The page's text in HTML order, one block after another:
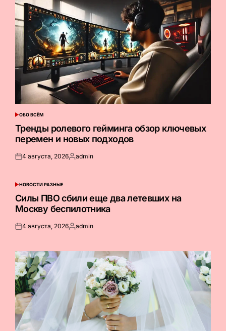
ОПУБЛИКОВАНО
В
ОБО ВСЁМ
Тренды ролевого гейминга обзор ключевых
перемен и новых подходов
Опубликовано
4 августа, 2026Запись
admin
ОПУБЛИКОВАНО
В
НОВОСТИ РАЗНЫЕ
Силы ПВО сбили еще два летевших на
Москву беспилотника
Опубликовано
4 августа, 2026Запись
admin